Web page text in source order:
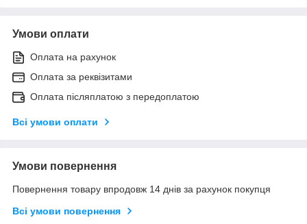
Умови оплати
Оплата на рахунок
Оплата за реквізитами
Оплата післяплатою з передоплатою
Всі умови оплати
Умови повернення
Повернення товару впродовж 14 днів за рахунок покупця
Всі умови повернення